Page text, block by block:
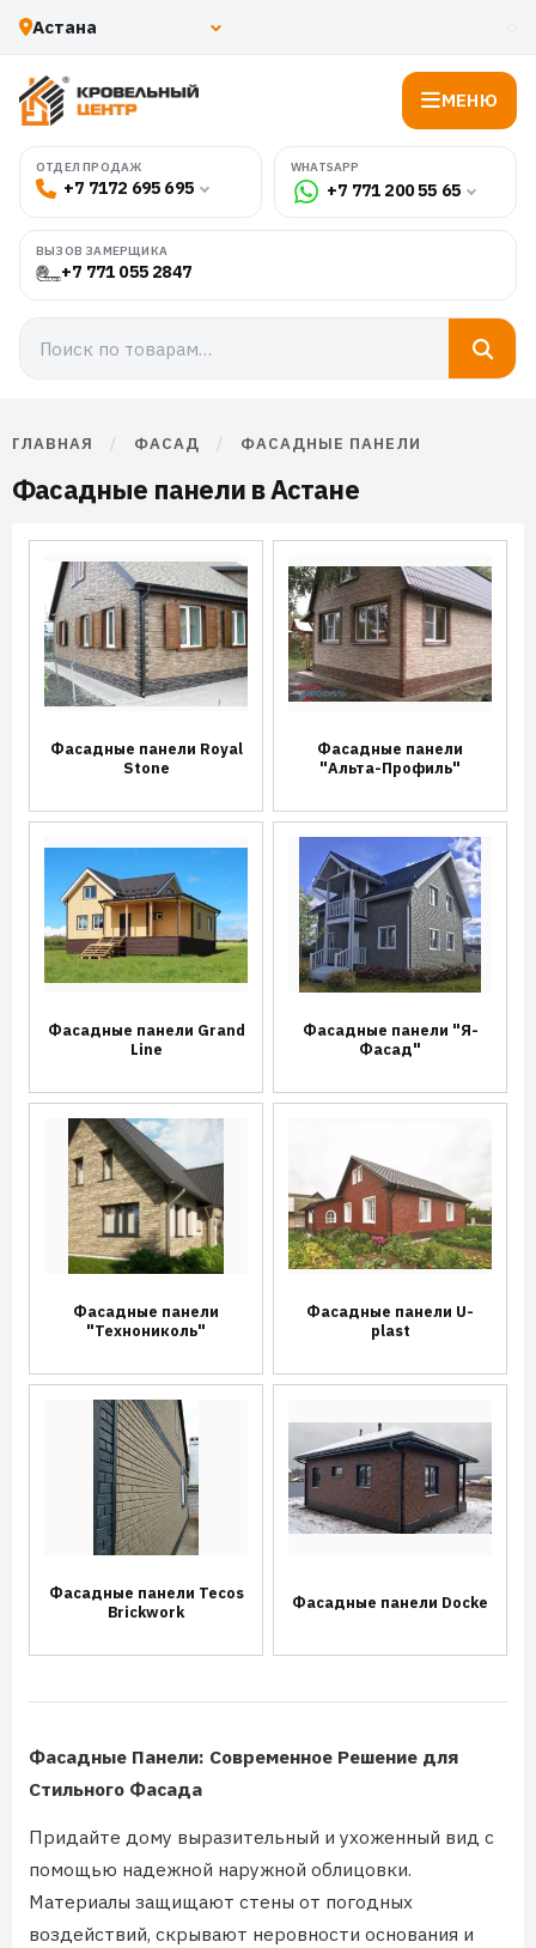
МЕНЮ
ОТДЕЛ ПРОДАЖ
+7 7172 695 695
WHATSAPP
+7 771 200 55 65
ВЫЗОВ ЗАМЕРЩИКА
+7 771 055 2847
ГЛАВНАЯ / ФАСАД / ФАСАДНЫЕ ПАНЕЛИ
Фасадные панели в Астане
Фасадные панели Royal
Stone
Фасадные панели
"Альта-Профиль"
Фасадные панели Grand
Line
Фасадные панели "Я-
Фасад"
Фасадные панели
"Технониколь"
Фасадные панели U-
plast
Фасадные панели Tecos
Brickwork
Фасадные панели Docke
Фасадные Панели: Современное Решение для
Стильного Фасада
Придайте дому выразительный и ухоженный вид с
помощью надежной наружной облицовки.
Материалы защищают стены от погодных
воздействий, скрывают неровности основания и